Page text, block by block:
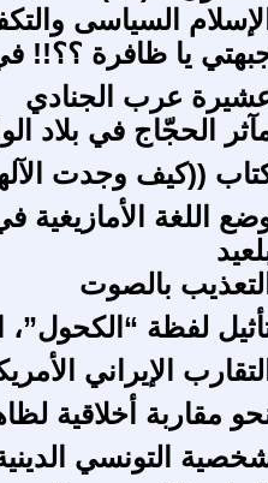
الإسلام السياسى
يا ظافرة ؟؟!!
عرب الجنادي
الحجّاج في بلاد
((كيف وجدت
اللغة
التعذيب بالصوت
لفظة
التقارب الإيراني
مقاربة أخلاقية
التونسي